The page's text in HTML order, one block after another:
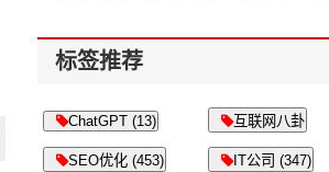
标签推荐
ChatGPT (13) 互联网八卦
SEO优化 (453) IT公司 (347)